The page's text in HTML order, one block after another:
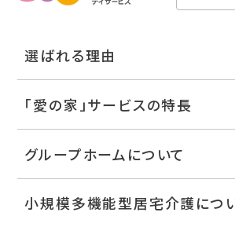
選ばれる理由
「愛の家」サービスの特長
グループホームについて
小規模多機能型居宅介護につ